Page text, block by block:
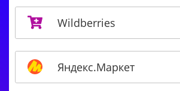
Wildberries
Яндекс.Маркет